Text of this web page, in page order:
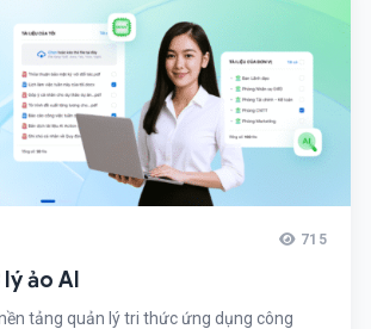
715
ảo AI
tảng quản lý tri thức ứng dụng công